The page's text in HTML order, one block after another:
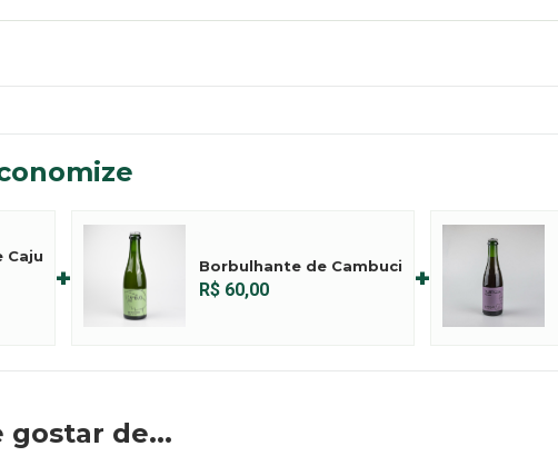
Caju
+ Borbulhante de Cambuci
R$ 60,00 +
gostar de...